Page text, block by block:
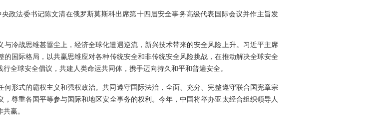
政法委书记陈文清在俄罗斯莫斯科出席第十四届安全事务高级代表国际会议并作主旨发
冷战思维甚嚣尘上，经济全球化遭遇逆流，新兴技术带来的安全风险上升。习近平主席
国际格局，以共赢思维应对各种传统安全和非传统安全风险挑战，在推动解决全球安全
全球安全倡议，共建人类命运共同体，携手迈向持久和平和普遍安全。
形式的霸权主义和强权政治。共同遵守国际法治，全面、充分、完整遵守联合国宪章宗
尊重各国平等参与国际和地区安全事务的权利。今年，中国将举办亚太经合组织领导人
赢。